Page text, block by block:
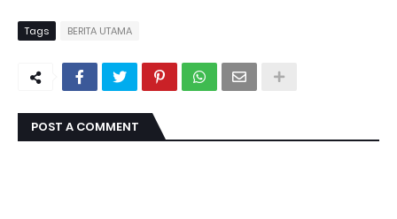
Tags BERITA UTAMA
POST A COMMENT